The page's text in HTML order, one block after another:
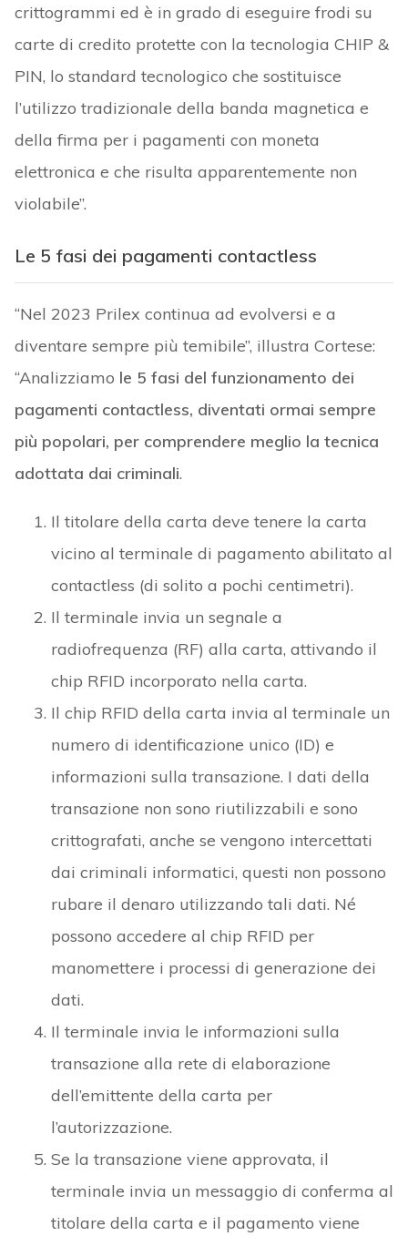
crittogrammi ed è in grado di eseguire frodi su
carte di credito protette con la tecnologia CHIP &
PIN, lo standard tecnologico che sostituisce
l’utilizzo tradizionale della banda magnetica e
della firma per i pagamenti con moneta
elettronica e che risulta apparentemente non
violabile”.
Le 5 fasi dei pagamenti contactless
“Nel 2023 Prilex continua ad evolversi e a
diventare sempre più temibile”, illustra Cortese:
“Analizziamo le 5 fasi del funzionamento dei
pagamenti contactless, diventati ormai sempre
più popolari, per comprendere meglio la tecnica
adottata dai criminali.
Il titolare della carta deve tenere la carta
vicino al terminale di pagamento abilitato al
contactless (di solito a pochi centimetri).
Il terminale invia un segnale a
radiofrequenza (RF) alla carta, attivando il
chip RFID incorporato nella carta.
Il chip RFID della carta invia al terminale un
numero di identificazione unico (ID) e
informazioni sulla transazione. I dati della
transazione non sono riutilizzabili e sono
crittografati, anche se vengono intercettati
dai criminali informatici, questi non possono
rubare il denaro utilizzando tali dati. Né
possono accedere al chip RFID per
manomettere i processi di generazione dei
dati.
Il terminale invia le informazioni sulla
transazione alla rete di elaborazione
dell’emittente della carta per
l’autorizzazione.
Se la transazione viene approvata, il
terminale invia un messaggio di conferma al
titolare della carta e il pagamento viene